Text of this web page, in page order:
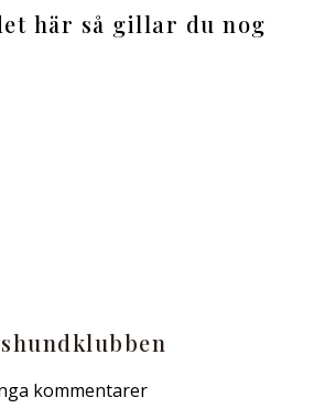
här så gillar du nog
kommentarer